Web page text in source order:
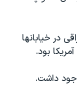
در خيابانها
بود.
داشت.